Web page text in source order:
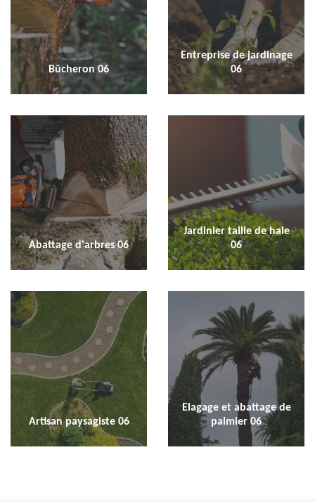
Bûcheron 06
Entreprise de jardinage
06
Abattage d'arbres 06
Jardinier taille de haie
06
Artisan paysagiste 06
Elagage et abattage de
palmier 06